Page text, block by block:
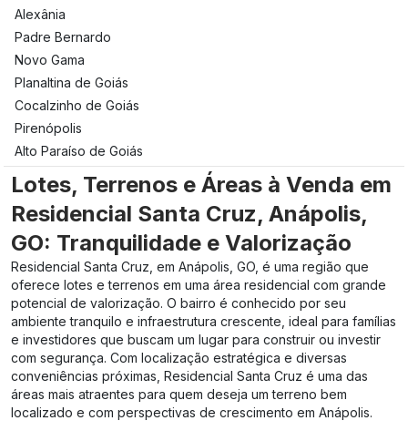
Alexânia
Padre Bernardo
Novo Gama
Planaltina de Goiás
Cocalzinho de Goiás
Pirenópolis
Alto Paraíso de Goiás
Lotes, Terrenos e Áreas à Venda em
Residencial Santa Cruz, Anápolis,
GO: Tranquilidade e Valorização
Residencial Santa Cruz, em Anápolis, GO, é uma região que
oferece lotes e terrenos em uma área residencial com grande
potencial de valorização. O bairro é conhecido por seu
ambiente tranquilo e infraestrutura crescente, ideal para famílias
e investidores que buscam um lugar para construir ou investir
com segurança. Com localização estratégica e diversas
conveniências próximas, Residencial Santa Cruz é uma das
áreas mais atraentes para quem deseja um terreno bem
localizado e com perspectivas de crescimento em Anápolis.